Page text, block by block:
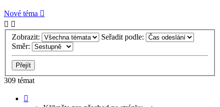
Nové téma
Zobrazit:
Seřadit podle:
Směr:
309 témat